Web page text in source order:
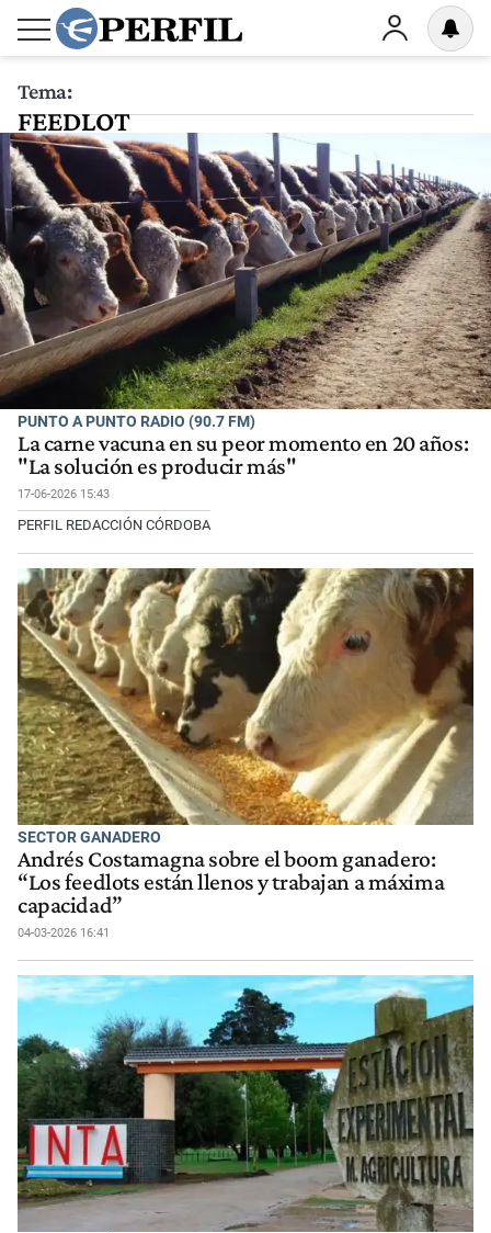
Tema:
FEEDLOT
PUNTO A PUNTO RADIO (90.7 FM)
La carne vacuna en su peor momento en 20 años:
"La solución es producir más"
17-06-2026 15:43
PERFIL REDACCIÓN CÓRDOBA
SECTOR GANADERO
Andrés Costamagna sobre el boom ganadero:
“Los feedlots están llenos y trabajan a máxima
capacidad”
04-03-2026 16:41